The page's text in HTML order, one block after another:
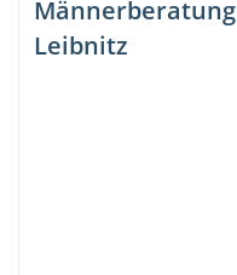
Männerberatung
Leibnitz